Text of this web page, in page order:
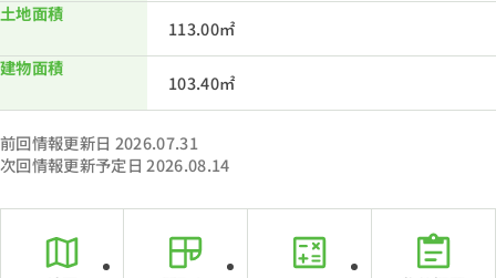
土地面積
113.00㎡
建物面積
103.40㎡
前回情報更新日 2026.07.31
次回情報更新予定日 2026.08.14